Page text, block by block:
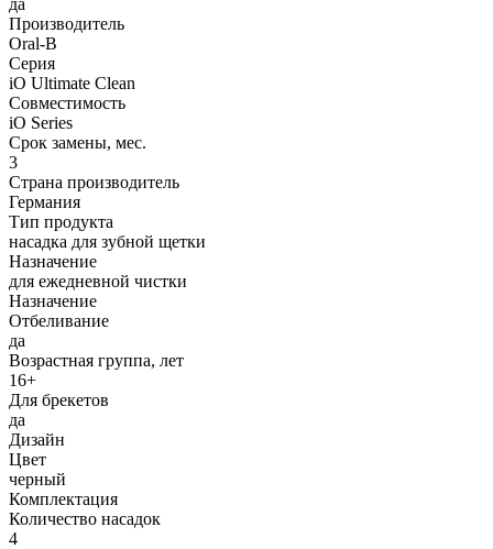
да
Производитель
Oral-B
Серия
iO Ultimate Clean
Совместимость
iO Series
Срок замены, мес.
3
Страна производитель
Германия
Тип продукта
насадка для зубной щетки
Назначение
для ежедневной чистки
Назначение
Отбеливание
да
Возрастная группа, лет
16+
Для брекетов
да
Дизайн
Цвет
черный
Комплектация
Количество насадок
4